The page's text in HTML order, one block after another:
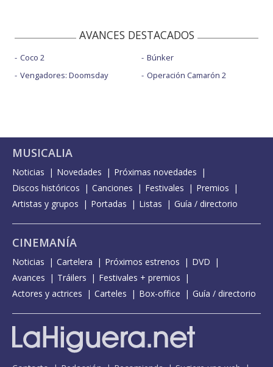
AVANCES DESTACADOS
Coco 2
Vengadores: Doomsday
Búnker
Operación Camarón 2
MUSICALIA
Noticias Novedades
Próximas novedades
Discos históricos
Canciones Festivales
Premios
Artistas y grupos
Portadas Listas Guía / directorio
CINEMANÍA
Noticias Cartelera Próximos estrenos
DVD
Avances
Tráilers
Festivales + premios
Actores y actrices
Carteles Box-office Guía / directorio